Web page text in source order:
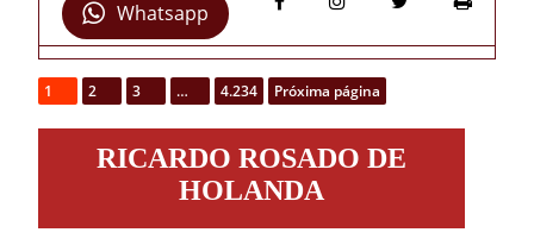
Whatsapp
1 2 3 … 4.234 Próxima página
RosadoRICARDO ROSADO DE
HOLANDA